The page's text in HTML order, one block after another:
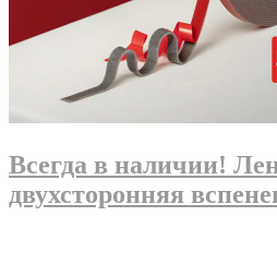
Всегда в наличии!
двухсторонняя